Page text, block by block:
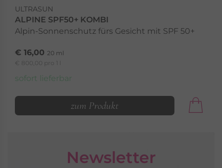
ULTRASUN
ALPINE SPF50+ KOMBI
Alpin-Sonnenschutz fürs Gesicht mit SPF 50+
€ 16,00 20 ml
€ 800,00 pro 1 l
sofort lieferbar
zum Produkt
Newsletter